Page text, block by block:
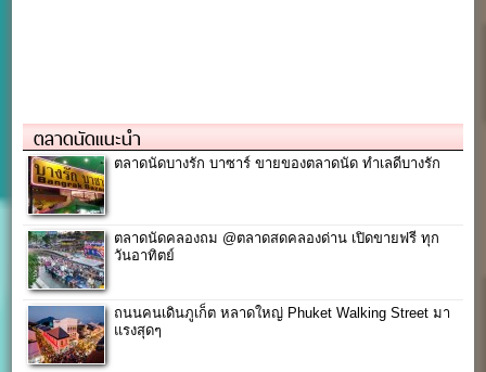
ตลาดนัดแนะนำ
ตลาดนัดบางรัก บาซาร์ ขายของตลาดนัด ทำเลดีบางรัก
ตลาดนัดคลองถม @ตลาดสดคลองด่าน เปิดขายฟรี ทุก
วันอาทิตย์
ถนนคนเดินภูเก็ต หลาดใหญ่ Phuket Walking Street มา
แรงสุดๆ